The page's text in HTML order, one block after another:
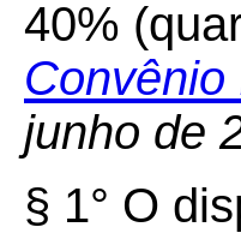
40%
Convênio
junho de
§ 1° O